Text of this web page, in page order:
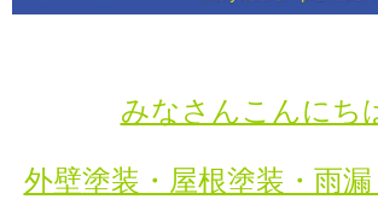
みなさんこんにち
外壁塗装・屋根塗装・雨